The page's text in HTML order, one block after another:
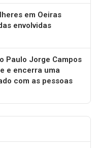
em Oeiras
envolvidas
Paulo Jorge Campos
e encerra uma
com as pessoas